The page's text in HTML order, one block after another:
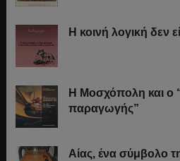
Η κοινή λογική δεν
Η Μοσχόπολη και ο
παραγωγής”
Αίας, ένα σύμβολο